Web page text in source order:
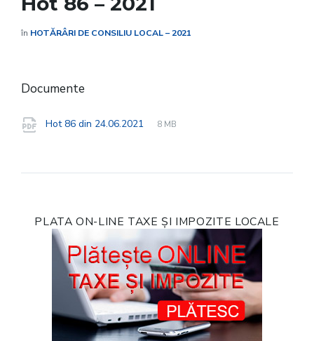
în HOTĂRÂRI DE CONSILIU LOCAL – 2021
Documente
Hot 86 din 24.06.2021
File
pdf
File
8 MB
PLATA ON-LINE TAXE ȘI IMPOZITE LOCALE